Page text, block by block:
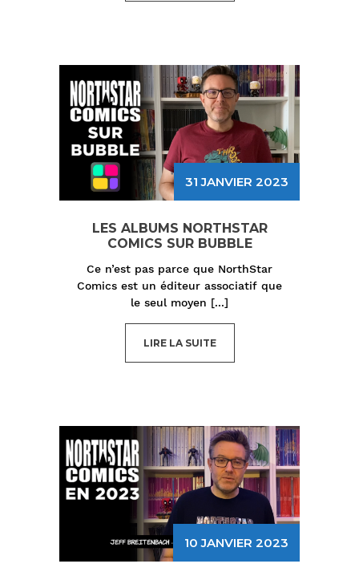
31 JANVIER 2023
LES ALBUMS NORTHSTAR
COMICS SUR BUBBLE
Ce n’est pas parce que NorthStar
Comics est un éditeur associatif que
le seul moyen [...]
LIRE LA SUITE
10 JANVIER 2023